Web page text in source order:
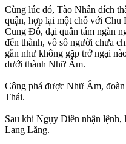
Cùng lúc đó, Tào Nhân đích
quận, hợp lại một chỗ với Chu
Cung Đô, đại quân tám ngàn
đến thành, vô số người chưa
gần như không gặp trở ngại
dưới thành Nhữ Âm.
Công phá được Nhữ Âm,
Thái.
Sau khi Ngụy Diên nhận lệnh,
Lang Lăng.